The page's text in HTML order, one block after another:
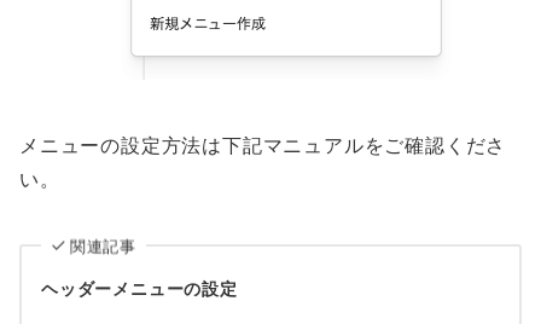
メニューの設定方法は下記マニュアルをご確認くださ
い。
関連記事
ヘッダーメニューの設定